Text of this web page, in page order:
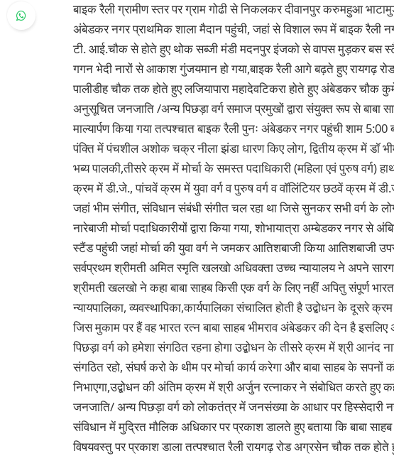
बाइक रैली ग्रामीण स्तर पर ग्राम गोढी से निकलकर दीवानपुर करुमहुआ
अंबेडकर नगर प्राथमिक शाला मैदान पहुंची, जहां से विशाल रूप में बाइक रैली
टी. आई.चौक से होते हुए थोक सब्जी मंडी मदनपुर इंजको से वापस मुड़कर बस
गगन भेदी नारों से आकाश गुंजयमान हो गया,बाइक रैली आगे बढ़ते हुए रायगढ़
पालीडीह चौक तक होते हुए लजियापारा महादेवटिकरा होते हुए अंबेडकर
अनुसूचित जनजाति /अन्य पिछड़ा वर्ग समाज प्रमुखों द्वारा संयुक्त रूप से बाबा
माल्यार्पण किया गया तत्पश्चात बाइक रैली पुनः अंबेडकर नगर पहुंची शाम
पंक्ति में पंचशील अशोक चक्र नीला झंडा धारण किए लोग, द्वितीय क्रम में डॉ
भब्य पालकी,तीसरे क्रम में मोर्चा के समस्त पदाधिकारी (महिला एवं पुरुष
क्रम में डी.जे., पांचवें क्रम में युवा वर्ग व पुरुष वर्ग व वॉलिंटियर छठवें क्रम में
जहां भीम संगीत, संविधान संबंधी संगीत चल रहा था जिसे सुनकर सभी वर्ग के
नारेबाजी मोर्चा पदाधिकारीयों द्वारा किया गया, शोभायात्रा अम्बेडकर नगर
स्टैंड पहुंची जहां मोर्चा की युवा वर्ग ने जमकर आतिशबाजी किया आतिशबाजी
सर्वप्रथम श्रीमती अमित स्मृति खलखो अधिवक्ता उच्च न्यायालय ने अपने
श्रीमती खलखो ने कहा बाबा साहब किसी एक वर्ग के लिए नहीं अपितु संपूर्ण
न्यायपालिका, व्यवस्थापिका,कार्यपालिका संचालित होती है उद्बोधन के दूसरे
जिस मुकाम पर हैं वह भारत रत्न बाबा साहब भीमराव अंबेडकर की देन है
पिछड़ा वर्ग को हमेशा संगठित रहना होगा उद्बोधन के तीसरे क्रम में श्री आनंद
संगठित रहो, संघर्ष करो के थीम पर मोर्चा कार्य करेगा और बाबा साहब के सपनों
निभाएगा,उद्बोधन की अंतिम क्रम में श्री अर्जुन रत्नाकर ने संबोधित करते
जनजाति/ अन्य पिछड़ा वर्ग को लोकतंत्र में जनसंख्या के आधार पर हिस्सेदारी
संविधान में मुद्रित मौलिक अधिकार पर प्रकाश डालते हुए बताया कि बाबा
विषयवस्तु पर प्रकाश डाला तत्पश्चात रैली रायगढ़ रोड अग्रसेन चौक तक